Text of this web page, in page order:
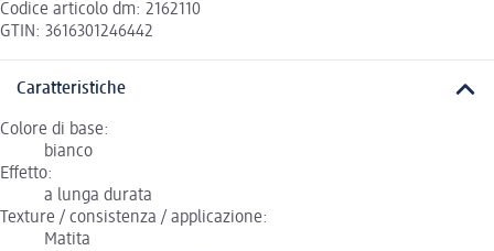
Codice articolo dm: 2162110
GTIN: 3616301246442
Caratteristiche
Colore di base:
bianco
Effetto:
a lunga durata
Texture / consistenza / applicazione:
Matita